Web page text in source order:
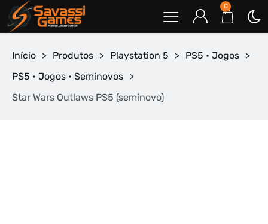
0
Início > Produtos > Playstation 5 > PS5 • Jogos >
PS5 • Jogos • Seminovos >
Star Wars Outlaws PS5 (seminovo)